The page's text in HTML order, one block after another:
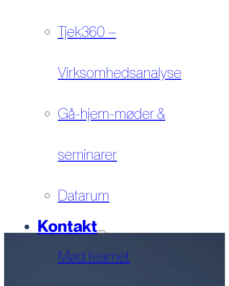
Tjek360 –
Virksomhedsanalyse
Gå-hjem-møder &
seminarer
Datarum
Kontakt
Mød teamet